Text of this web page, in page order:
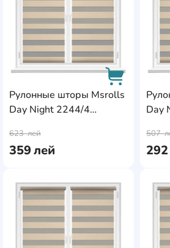
Рулонные шторы Msrolls
Day Night 2244/4
359лей
623лей
Day
292
507